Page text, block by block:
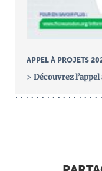
APPEL À PROJETS
> Découvrez